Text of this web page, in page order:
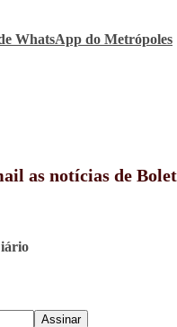
WhatsApp do Metrópoles
as notícias de
Assinar